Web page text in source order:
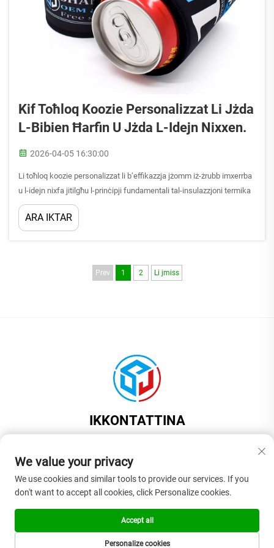
Kif Toħloq Koozie Personalizzat Li Jżda
L-Bibien Ħarfin U Jżda L-Idejn Nixxen.
2026-04-05 16:30:00
Li toħloq koozie personalizzat li b’effikazzja jżomm iż-żrubb imxerrba
u l-idejn nixfa jitilgħu l-prinċipji fundamentali tal-insulazzjoni termika
u tal-biżżon tal-moistura. Koozie personalizzat b’soltu jgħaqqad il-
materjali ħażina, it-tekniki ta’ kostruzzjoni...
ARA IKTAR
Prev 1 2 Li jmiss
IKKONTATTINA
Dongguan, Provinċja ta’ Guangdong, Ċina
Tel:+86-18925575108
E-mail:[email protected]
Copyright © 2026 Dongguan Shangjia Rubber Plastic Products Co., Ltd. Il-
We value your privacy
We use cookies and similar tools to provide our services. If you
don't want to accept all cookies, click Personalize cookies.
Personalize cookies
Accept all